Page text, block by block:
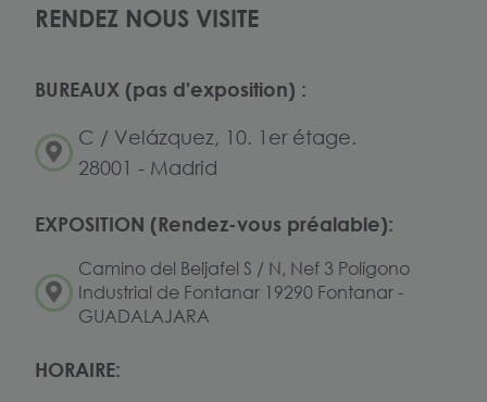
RENDEZ NOUS VISITE
BUREAUX (pas d'exposition) :
C / Velázquez, 10. 1er étage.
28001 - Madrid
EXPOSITION (Rendez-vous préalable):
Camino del Beljafel S / N, Nef 3 Polígono
Industrial de Fontanar 19290 Fontanar -
GUADALAJARA
HORAIRE: